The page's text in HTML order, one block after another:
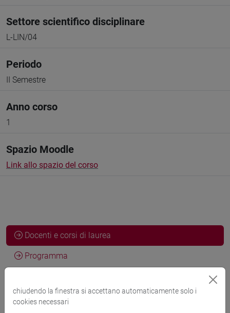
Settore scientifico disciplinare
L-LIN/04
Periodo
II Semestre
Anno corso
1
Spazio Moodle
Link allo spazio del corso
Docenti e corsi di laurea
Programma
Docenti
chiudendo la finestra si accettano automaticamente solo i
cookies necessari